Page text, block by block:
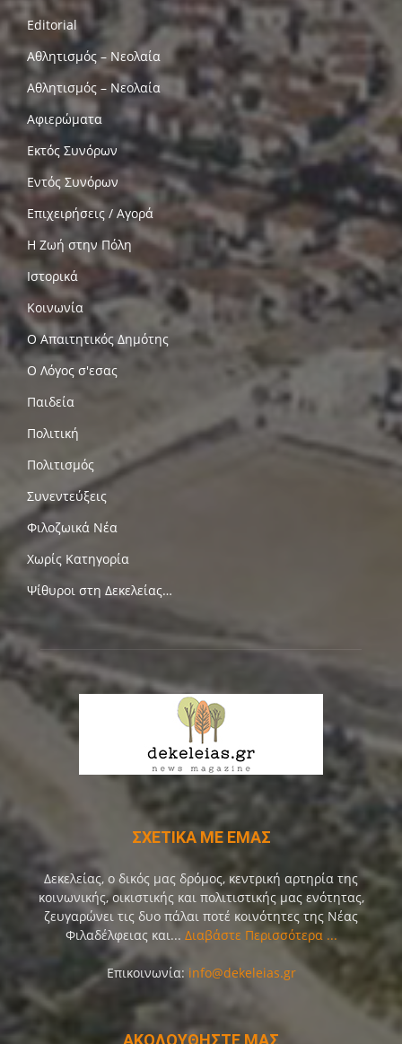
Editorial
Αθλητισμός – Νεολαία
Αθλητισμός – Νεολαία
Αφιερώματα
Εκτός Συνόρων
Εντός Συνόρων
Επιχειρήσεις / Αγορά
Η Ζωή στην Πόλη
Ιστορικά
Κοινωνία
Ο Απαιτητικός Δημότης
Ο Λόγος σ'εσας
Παιδεία
Πολιτική
Πολιτισμός
Συνεντεύξεις
Φιλοζωικά Νέα
Χωρίς Κατηγορία
Ψίθυροι στη Δεκελείας…
ΣΧΕΤΙΚΑ ΜΕ ΕΜΑΣ
Δεκελείας, ο δικός μας δρόμος, κεντρική αρτηρία της
κοινωνικής, οικιστικής και πολιτιστικής μας ενότητας,
ζευγαρώνει τις δυο πάλαι ποτέ κοινότητες της Νέας
Φιλαδέλφειας και... Διαβάστε Περισσότερα ...
Επικοινωνία: info@dekeleias.gr
ΑΚΟΛΟΥΘΗΣΤΕ ΜΑΣ